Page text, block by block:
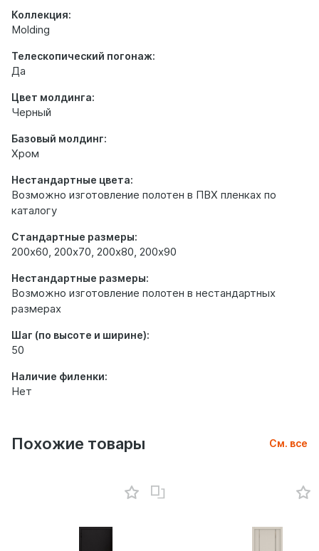
Коллекция:
Molding
Телескопический погонаж:
Да
Цвет молдинга:
Черный
Базовый молдинг:
Хром
Нестандартные цвета:
Возможно изготовление полотен в ПВХ пленках по
каталогу
Стандартные размеры:
200х60, 200х70, 200х80, 200х90
Нестандартные размеры:
Возможно изготовление полотен в нестандартных
размерах
Шаг (по высоте и ширине):
50
Наличие филенки:
Нет
Похожие товары См. все